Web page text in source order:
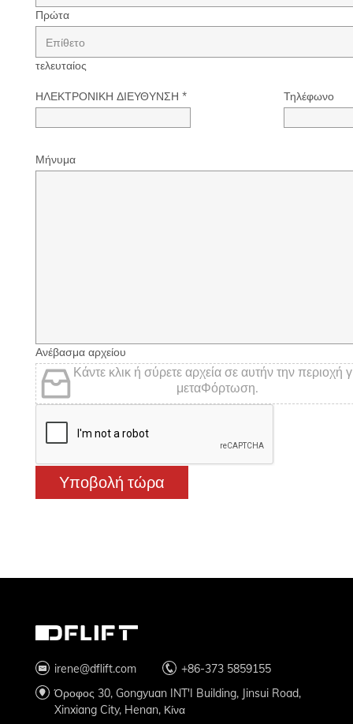
Πρώτα
τελευταίος
ΗΛΕΚΤΡΟΝΙΚΗ ΔΙΕΥΘΥΝΣΗ * Τηλέφωνο
Μήνυμα
Ανέβασμα αρχείου
Κάντε κλικ ή σύρετε αρχεία σε αυτήν την περιοχή
μεταΦόρτωση.
Υποβολή τώρα
irene@dflift.com
+86-373 5859155
Όροφος 30, Gongyuan INT'I Building, Jinsui Road,
Xinxiang City, Henan, Κίνα